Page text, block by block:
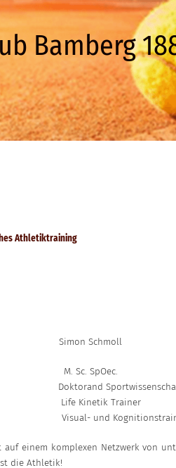
Bamberg
Athletiktraining
Simon Schmoll
M. Sc. SpOec.
Doktorand
Life Kinetik Trainer
Visual- und
einem komplexen Netzwerk von
die Athletik!